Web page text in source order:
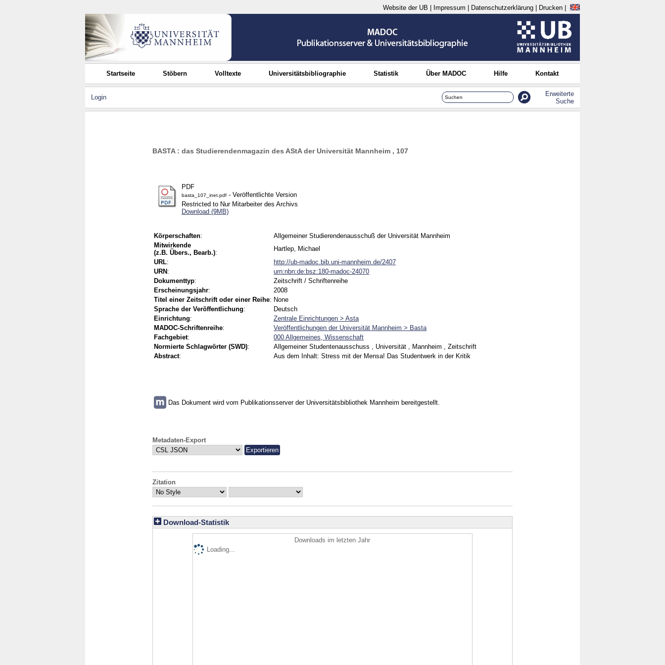
Website der UB Impressum Datenschutzerklärung Drucken
Startseite Stöbern Volltexte Universitätsbibliographie Statistik Über MADOC Hilfe Kontakt
Login
Erweiterte
Suche
BASTA : das Studierendenmagazin des AStA der Universität Mannheim , 107
PDF
basta_107_inet.pdf - Veröffentlichte Version
Restricted to Nur Mitarbeiter des Archivs
Download (9MB)
Körperschaften:
Allgemeiner Studierendenausschuß der Universität Mannheim
Mitwirkende
(z.B. Übers., Bearb.):
Hartlep, Michael
URL:
http://ub-madoc.bib.uni-mannheim.de/2407
URN :
urn:nbn:de:bsz:180-madoc-24070
Dokumenttyp:
Zeitschrift / Schriftenreihe
Erscheinungsjahr:
2008
Titel einer Zeitschrift oder einer Reihe: None
Sprache der Veröffentlichung:
Deutsch
Einrichtung:
Zentrale Einrichtungen > Asta
MADOC-Schriftenreihe:
Veröffentlichungen der Universität Mannheim > Basta
Fachgebiet:
000 Allgemeines, Wissenschaft
Normierte Schlagwörter (SWD):
Allgemeiner Studentenausschuss , Universität , Mannheim , Zeitschrift
Abstract: Aus dem Inhalt: Stress mit der Mensa! Das Studentwerk in der Kritik
Das Dokument wird vom Publikationsserver der Universitätsbibliothek Mannheim bereitgestellt.
Metadaten-Export
Zitation
Download-Statistik
Downloads im letzten Jahr
Loading...